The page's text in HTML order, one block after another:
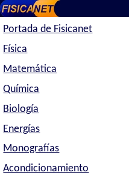
Portada de Fisicanet
Física
Matemática
Química
Biología
Energías
Monografías
Acondicionamiento